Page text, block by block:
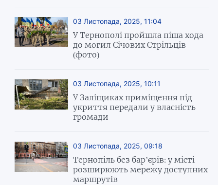
03 Листопада, 2025, 11:04
У Тернополі пройшла піша хода
до могил Січових Стрільців
(фото)
03 Листопада, 2025, 10:11
У Заліщиках приміщення під
укриття передали у власність
громади
03 Листопада, 2025, 09:18
Тернопіль без бар’єрів: у місті
розширюють мережу доступних
маршрутів